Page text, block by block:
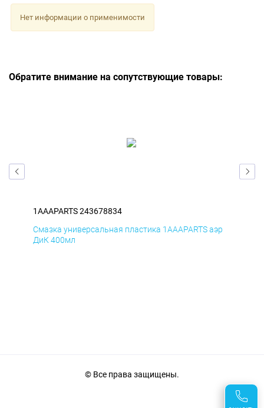
Нет информации о применимости
Обратите внимание на сопутствующие товары:
1AAAPARTS 243678834
Смазка универсальная пластика 1AAAPARTS аэр
ДиК 400мл
© Все права защищены.